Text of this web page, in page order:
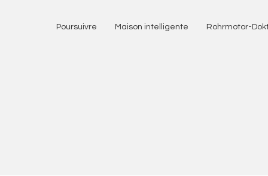
Poursuivre Maison intelligente Rohrmotor-